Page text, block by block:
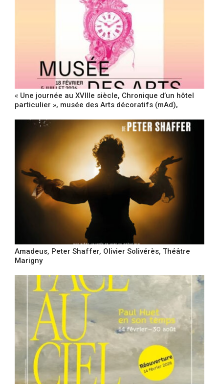
« Une journée au XVIIIe siècle, Chronique d’un hôtel
particulier », musée des Arts décoratifs (mAd),
Amadeus, Peter Shaffer, Olivier Solivérès, Théâtre
Marigny